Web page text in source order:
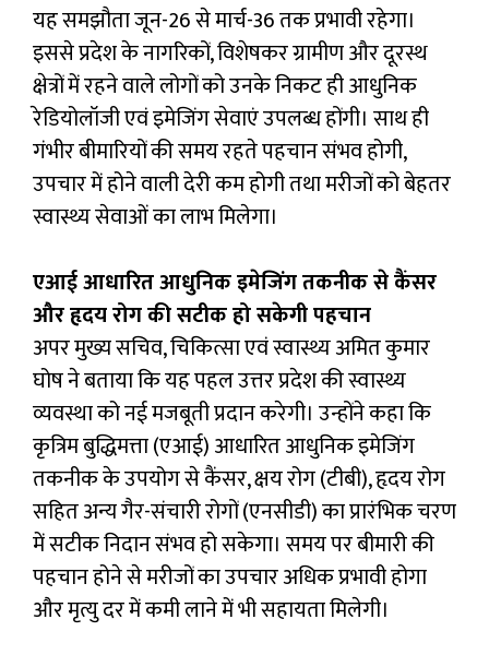
यह समझौता जून-26 से मार्च-36 तक प्रभावी रहेगा।
इससे प्रदेश के नागरिकों, विशेषकर ग्रामीण और दूरस्थ
क्षेत्रों में रहने वाले लोगों को उनके निकट ही आधुनिक
रेडियोलॉजी एवं इमेजिंग सेवाएं उपलब्ध होंगी। साथ ही
गंभीर बीमारियों की समय रहते पहचान संभव होगी,
उपचार में होने वाली देरी कम होगी तथा मरीजों को बेहतर
स्वास्थ्य सेवाओं का लाभ मिलेगा।
एआई आधारित आधुनिक इमेजिंग तकनीक से कैंसर
और हृदय रोग की सटीक हो सकेगी पहचान
अपर मुख्य सचिव, चिकित्सा एवं स्वास्थ्य अमित कुमार
घोष ने बताया कि यह पहल उत्तर प्रदेश की स्वास्थ्य
व्यवस्था को नई मजबूती प्रदान करेगी। उन्होंने कहा कि
कृत्रिम बुद्धिमत्ता (एआई) आधारित आधुनिक इमेजिंग
तकनीक के उपयोग से कैंसर, क्षय रोग (टीबी), हृदय रोग
सहित अन्य गैर-संचारी रोगों (एनसीडी) का प्रारंभिक चरण
में सटीक निदान संभव हो सकेगा। समय पर बीमारी की
पहचान होने से मरीजों का उपचार अधिक प्रभावी होगा
और मृत्यु दर में कमी लाने में भी सहायता मिलेगी।